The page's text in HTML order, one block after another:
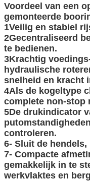
Voordeel van een
gemonteerde
1Veilig en stabiel
2Gecentraliseerd
te bedienen.
3Krachtig
hydraulische
snelheid en kracht
4Als de kogeltype
complete non-stop
5De drukindicator
controleren.
6- Sluit de
7- Compacte
gemakkelijk in te
werkvlaktes en